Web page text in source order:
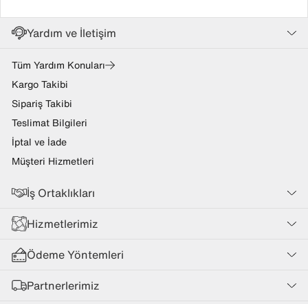
Yardım ve İletişim
Tüm Yardım Konuları
Kargo Takibi
Sipariş Takibi
Teslimat Bilgileri
İptal ve İade
Müşteri Hizmetleri
İş Ortaklıkları
Hizmetlerimiz
Ödeme Yöntemleri
Partnerlerimiz